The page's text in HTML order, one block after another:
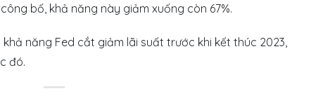
bố, khả năng này giảm xuống còn 67%.
năng Fed cắt giảm lãi suất trước khi kết thúc 2023,
đó.